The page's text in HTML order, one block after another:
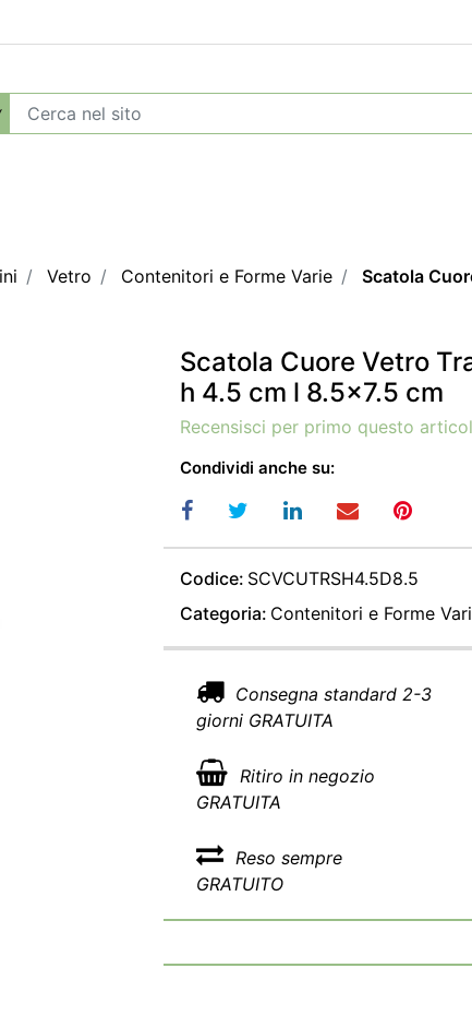
Vetro Contenitori e Forme Varie Scatola
Scatola Cuore Vetro
h 4.5 cm l 8.5x7.5 cm
Recensisci per primo questo
Condividi anche su:
Codice: SCVCUTRSH4.5D8.5
Categoria: Contenitori e Forme
Consegna standard 2-3
giorni GRATUITA
Ritiro in negozio
GRATUITA
Reso sempre
GRATUITO